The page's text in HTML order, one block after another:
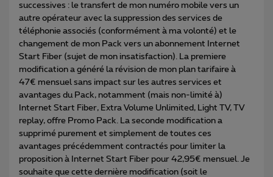
successives : le transfert de mon numéro mobile vers un
autre opérateur avec la suppression des services de
téléphonie associés (conformément à ma volonté) et le
changement de mon Pack vers un abonnement Internet
Start Fiber (sujet de mon insatisfaction). La premiere
modification a généré la révision de mon plan tarifaire à
47€ mensuel sans impact sur les autres services et
avantages du Pack, notamment (mais non-limité à)
Internet Start Fiber, Extra Volume Unlimited, Light TV, TV
replay, offre Promo Pack. La seconde modification a
supprimé purement et simplement de toutes ces
avantages précédemment contractés pour limiter la
proposition à Internet Start Fiber pour 42,95€ mensuel. Je
souhaite que cette dernière modification (soit le